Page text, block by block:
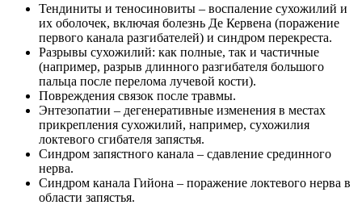
Тендиниты и теносиновиты – воспаление сухожилий и
их оболочек, включая болезнь Де Кервена (поражение
первого канала разгибателей) и синдром перекреста.
Разрывы сухожилий: как полные, так и частичные
(например, разрыв длинного разгибателя большого
пальца после перелома лучевой кости).
Повреждения связок после травмы.
Энтезопатии – дегенеративные изменения в местах
прикрепления сухожилий, например, сухожилия
локтевого сгибателя запястья.
Синдром запястного канала – сдавление срединного
нерва.
Синдром канала Гийона – поражение локтевого нерва в
области запястья.